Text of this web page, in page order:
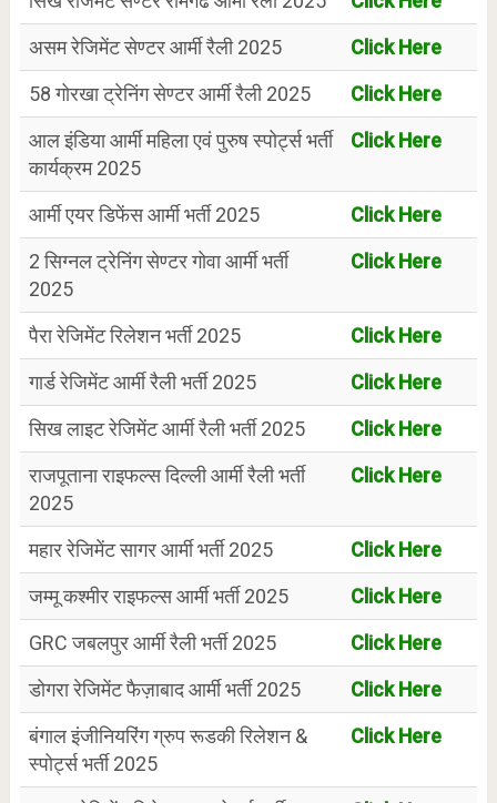
असम रेजिमेंट सेण्टर आर्मी रैली 2025
Click Here
58 गोरखा ट्रेनिंग सेण्टर आर्मी रैली 2025
Click Here
आल इंडिया आर्मी महिला एवं पुरुष स्पोर्ट्स भर्ती
कार्यक्रम 2025
Click Here
आर्मी एयर डिफेंस आर्मी भर्ती 2025
Click Here
2 सिग्नल ट्रेनिंग सेण्टर गोवा आर्मी भर्ती
2025
Click Here
पैरा रेजिमेंट रिलेशन भर्ती 2025
Click Here
गार्ड रेजिमेंट आर्मी रैली भर्ती 2025
Click Here
सिख लाइट रेजिमेंट आर्मी रैली भर्ती 2025
Click Here
राजपूताना राइफल्स दिल्ली आर्मी रैली भर्ती
2025
Click Here
महार रेजिमेंट सागर आर्मी भर्ती 2025
Click Here
जम्मू कश्मीर राइफल्स आर्मी भर्ती 2025
Click Here
GRC जबलपुर आर्मी रैली भर्ती 2025
Click Here
डोगरा रेजिमेंट फैज़ाबाद आर्मी भर्ती 2025
Click Here
बंगाल इंजीनियरिंग ग्रुप रूडकी रिलेशन &
स्पोर्ट्स भर्ती 2025
Click Here